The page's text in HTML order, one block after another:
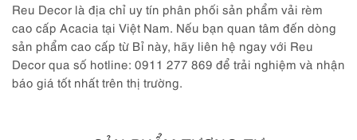
Reu Decor là địa chỉ uy tín phân phối sản phẩm vải rèm
cao cấp Acacia tại Việt Nam. Nếu bạn quan tâm đến dòng
sản phẩm cao cấp từ Bỉ này, hãy liên hệ ngay với Reu
Decor qua số hotline: 0911 277 869 để trải nghiệm và nhận
báo giá tốt nhất trên thị trường.